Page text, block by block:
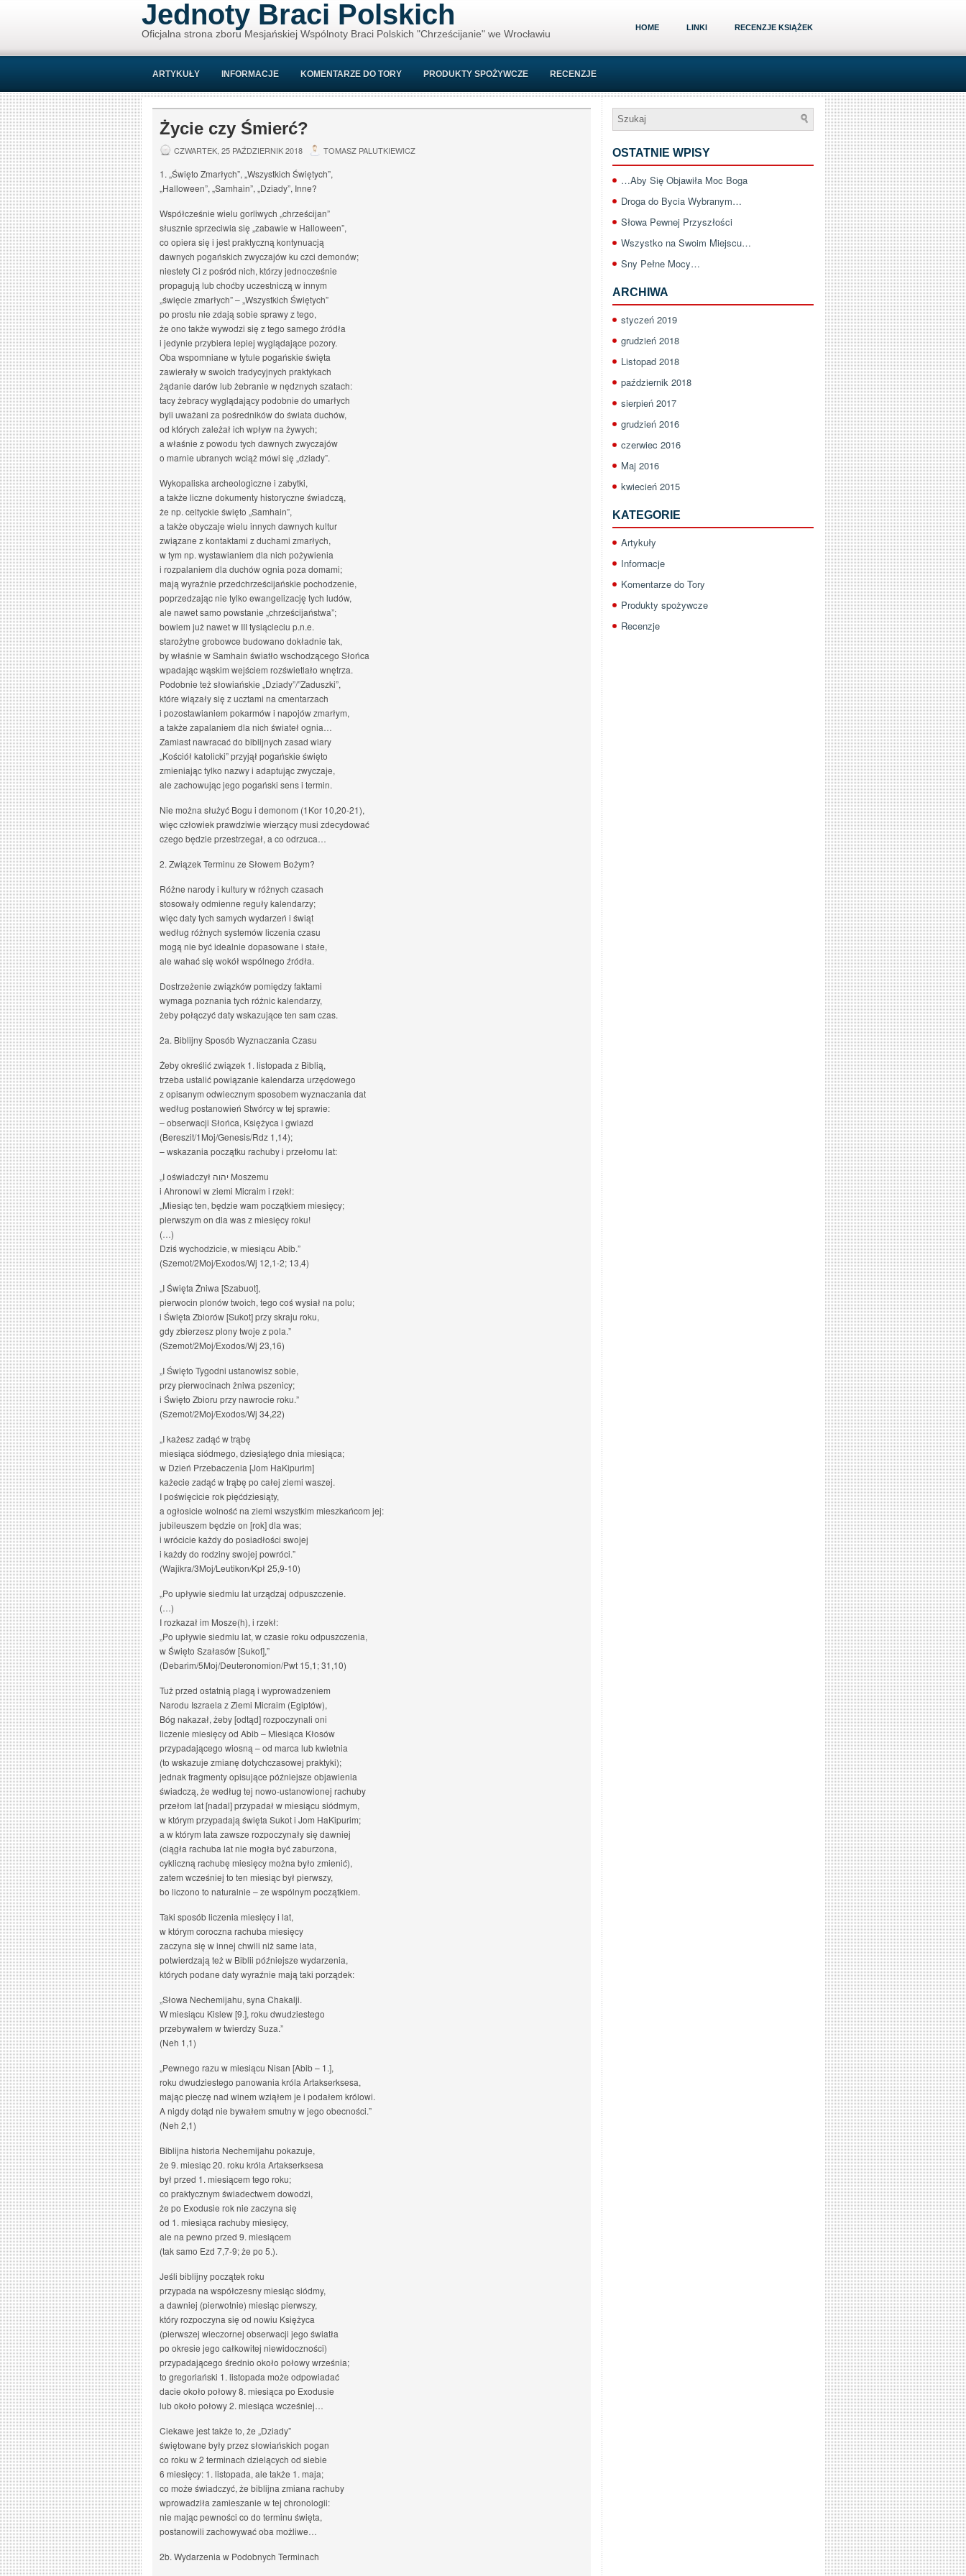
Jednoty Braci Polskich
Oficjalna strona zboru Mesjańskiej Wspólnoty Braci Polskich "Chrześcijanie" we Wrocławiu
HOME LINKI RECENZJE KSIĄŻEK
ARTYKUŁY INFORMACJE KOMENTARZE DO TORY PRODUKTY SPOŻYWCZE RECENZJE
Życie czy Śmierć?
CZWARTEK, 25 PAŹDZIERNIK 2018 TOMASZ PALUTKIEWICZ
1. „Święto Zmarłych”, „Wszystkich Świętych”,
„Halloween”, „Samhain”, „Dziady”, Inne?
Współcześnie wielu gorliwych „chrześcijan”
słusznie sprzeciwia się „zabawie w Halloween”,
co opiera się i jest praktyczną kontynuacją
dawnych pogańskich zwyczajów ku czci demonów;
niestety Ci z pośród nich, którzy jednocześnie
propagują lub choćby uczestniczą w innym
„święcie zmarłych” – „Wszystkich Świętych”
po prostu nie zdają sobie sprawy z tego,
że ono także wywodzi się z tego samego źródła
i jedynie przybiera lepiej wyglądające pozory.
Oba wspomniane w tytule pogańskie święta
zawierały w swoich tradycyjnych praktykach
żądanie darów lub żebranie w nędznych szatach:
tacy żebracy wyglądający podobnie do umarłych
byli uważani za pośredników do świata duchów,
od których zależał ich wpływ na żywych;
a właśnie z powodu tych dawnych zwyczajów
o marnie ubranych wciąż mówi się „dziady”.
Wykopaliska archeologiczne i zabytki,
a także liczne dokumenty historyczne świadczą,
że np. celtyckie święto „Samhain”,
a także obyczaje wielu innych dawnych kultur
związane z kontaktami z duchami zmarłych,
w tym np. wystawianiem dla nich pożywienia
i rozpalaniem dla duchów ognia poza domami;
mają wyraźnie przedchrześcijańskie pochodzenie,
poprzedzając nie tylko ewangelizację tych ludów,
ale nawet samo powstanie „chrześcijaństwa”;
bowiem już nawet w III tysiącleciu p.n.e.
starożytne grobowce budowano dokładnie tak,
by właśnie w Samhain światło wschodzącego Słońca
wpadając wąskim wejściem rozświetlało wnętrza.
Podobnie też słowiańskie „Dziady”/”Zaduszki”,
które wiązały się z ucztami na cmentarzach
i pozostawianiem pokarmów i napojów zmarłym,
a także zapalaniem dla nich świateł ognia…
Zamiast nawracać do biblijnych zasad wiary
„Kościół katolicki” przyjął pogańskie święto
zmieniając tylko nazwy i adaptując zwyczaje,
ale zachowując jego pogański sens i termin.
Nie można służyć Bogu i demonom (1Kor 10,20-21),
więc człowiek prawdziwie wierzący musi zdecydować
czego będzie przestrzegał, a co odrzuca…
2. Związek Terminu ze Słowem Bożym?
Różne narody i kultury w różnych czasach
stosowały odmienne reguły kalendarzy;
więc daty tych samych wydarzeń i świąt
według różnych systemów liczenia czasu
mogą nie być idealnie dopasowane i stałe,
ale wahać się wokół wspólnego źródła.
Dostrzeżenie związków pomiędzy faktami
wymaga poznania tych różnic kalendarzy,
żeby połączyć daty wskazujące ten sam czas.
2a. Biblijny Sposób Wyznaczania Czasu
Żeby określić związek 1. listopada z Biblią,
trzeba ustalić powiązanie kalendarza urzędowego
z opisanym odwiecznym sposobem wyznaczania dat
według postanowień Stwórcy w tej sprawie:
– obserwacji Słońca, Księżyca i gwiazd
(Bereszit/1Moj/Genesis/Rdz 1,14);
– wskazania początku rachuby i przełomu lat:
„I oświadczył יהוה Moszemu
i Ahronowi w ziemi Micraim i rzekł:
„Miesiąc ten, będzie wam początkiem miesięcy;
pierwszym on dla was z miesięcy roku!
(…)
Dziś wychodzicie, w miesiącu Abib.”
(Szemot/2Moj/Exodos/Wj 12,1-2; 13,4)
„I Święta Żniwa [Szabuot],
pierwocin plonów twoich, tego coś wysiał na polu;
i Święta Zbiorów [Sukot] przy skraju roku,
gdy zbierzesz plony twoje z pola.”
(Szemot/2Moj/Exodos/Wj 23,16)
„I Święto Tygodni ustanowisz sobie,
przy pierwocinach żniwa pszenicy;
i Święto Zbioru przy nawrocie roku.”
(Szemot/2Moj/Exodos/Wj 34,22)
„I każesz zadąć w trąbę
miesiąca siódmego, dziesiątego dnia miesiąca;
w Dzień Przebaczenia [Jom HaKipurim]
każecie zadąć w trąbę po całej ziemi waszej.
I poświęcicie rok pięćdziesiąty,
a ogłosicie wolność na ziemi wszystkim mieszkańcom jej:
jubileuszem będzie on [rok] dla was;
i wrócicie każdy do posiadłości swojej
i każdy do rodziny swojej powróci.”
(Wajikra/3Moj/Leutikon/Kpł 25,9-10)
„Po upływie siedmiu lat urządzaj odpuszczenie.
(…)
I rozkazał im Mosze(h), i rzekł:
„Po upływie siedmiu lat, w czasie roku odpuszczenia,
w Święto Szałasów [Sukot],”
(Debarim/5Moj/Deuteronomion/Pwt 15,1; 31,10)
Tuż przed ostatnią plagą i wyprowadzeniem
Narodu Iszraela z Ziemi Micraim (Egiptów),
Bóg nakazał, żeby [odtąd] rozpoczynali oni
liczenie miesięcy od Abib – Miesiąca Kłosów
przypadającego wiosną – od marca lub kwietnia
(to wskazuje zmianę dotychczasowej praktyki);
jednak fragmenty opisujące późniejsze objawienia
świadczą, że według tej nowo-ustanowionej rachuby
przełom lat [nadal] przypadał w miesiącu siódmym,
w którym przypadają święta Sukot i Jom HaKipurim;
a w którym lata zawsze rozpoczynały się dawniej
(ciągła rachuba lat nie mogła być zaburzona,
cykliczną rachubę miesięcy można było zmienić),
zatem wcześniej to ten miesiąc był pierwszy,
bo liczono to naturalnie – ze wspólnym początkiem.
Taki sposób liczenia miesięcy i lat,
w którym coroczna rachuba miesięcy
zaczyna się w innej chwili niż same lata,
potwierdzają też w Biblii późniejsze wydarzenia,
których podane daty wyraźnie mają taki porządek:
„Słowa Nechemijahu, syna Chakalji.
W miesiącu Kislew [9.], roku dwudziestego
przebywałem w twierdzy Suza.”
(Neh 1,1)
„Pewnego razu w miesiącu Nisan [Abib – 1.],
roku dwudziestego panowania króla Artakserksesa,
mając pieczę nad winem wziąłem je i podałem królowi.
A nigdy dotąd nie bywałem smutny w jego obecności.”
(Neh 2,1)
Biblijna historia Nechemijahu pokazuje,
że 9. miesiąc 20. roku króla Artakserksesa
był przed 1. miesiącem tego roku;
co praktycznym świadectwem dowodzi,
że po Exodusie rok nie zaczyna się
od 1. miesiąca rachuby miesięcy,
ale na pewno przed 9. miesiącem
(tak samo Ezd 7,7-9; że po 5.).
Jeśli biblijny początek roku
przypada na współczesny miesiąc siódmy,
a dawniej (pierwotnie) miesiąc pierwszy,
który rozpoczyna się od nowiu Księżyca
(pierwszej wieczornej obserwacji jego światła
po okresie jego całkowitej niewidoczności)
przypadającego średnio około połowy września;
to gregoriański 1. listopada może odpowiadać
dacie około połowy 8. miesiąca po Exodusie
lub około połowy 2. miesiąca wcześniej…
Ciekawe jest także to, że „Dziady”
świętowane były przez słowiańskich pogan
co roku w 2 terminach dzielących od siebie
6 miesięcy: 1. listopada, ale także 1. maja;
co może świadczyć, że biblijna zmiana rachuby
wprowadziła zamieszanie w tej chronologii:
nie mając pewności co do terminu święta,
postanowili zachowywać oba możliwe…
2b. Wydarzenia w Podobnych Terminach
OSTATNIE WPISY
…Aby Się Objawiła Moc Boga
Droga do Bycia Wybranym…
Słowa Pewnej Przyszłości
Wszystko na Swoim Miejscu…
Sny Pełne Mocy…
ARCHIWA
styczeń 2019
grudzień 2018
Listopad 2018
październik 2018
sierpień 2017
grudzień 2016
czerwiec 2016
Maj 2016
kwiecień 2015
KATEGORIE
Artykuły
Informacje
Komentarze do Tory
Produkty spożywcze
Recenzje